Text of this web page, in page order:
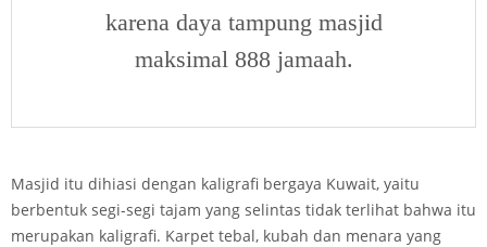
karena daya tampung masjid
maksimal 888 jamaah.
Masjid itu dihiasi dengan kaligrafi bergaya Kuwait, yaitu
berbentuk segi-segi tajam yang selintas tidak terlihat bahwa itu
merupakan kaligrafi. Karpet tebal, kubah dan menara yang